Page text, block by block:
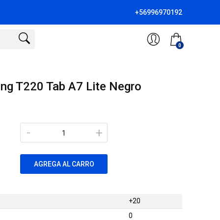
+56996970192
0
T220 Tab A7 Lite Negro
+
-
AGREGA AL CARRO
+20
0